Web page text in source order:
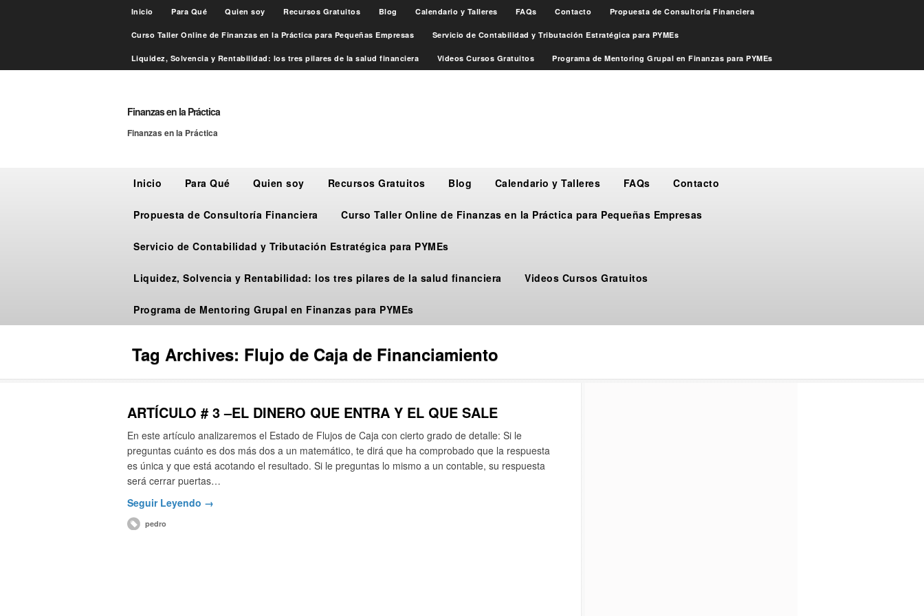
Inicio Para Qué Quien soy Recursos Gratuitos Blog Calendario y Talleres FAQs Contacto Propuesta de Consultoría Financiera
Curso Taller Online de Finanzas en la Práctica para Pequeñas Empresas Servicio de Contabilidad y Tributación Estratégica para PYMEs
Liquidez, Solvencia y Rentabilidad: los tres pilares de la salud financiera Videos Cursos Gratuitos Programa de Mentoring Grupal en Finanzas para PYMEs
Finanzas en la Práctica
Finanzas en la Práctica
Inicio Para Qué Quien soy Recursos Gratuitos Blog Calendario y Talleres FAQs Contacto
Propuesta de Consultoría Financiera Curso Taller Online de Finanzas en la Práctica para Pequeñas Empresas
Servicio de Contabilidad y Tributación Estratégica para PYMEs
Liquidez, Solvencia y Rentabilidad: los tres pilares de la salud financiera Videos Cursos Gratuitos
Programa de Mentoring Grupal en Finanzas para PYMEs
Tag Archives: Flujo de Caja de Financiamiento
ARTÍCULO # 3 –EL DINERO QUE ENTRA Y EL QUE SALE
En este artículo analizaremos el Estado de Flujos de Caja con cierto grado de detalle: Si le
preguntas cuánto es dos más dos a un matemático, te dirá que ha comprobado que la respuesta
es única y que está acotando el resultado. Si le preguntas lo mismo a un contable, su respuesta
será cerrar puertas…
Seguir Leyendo →
pedro